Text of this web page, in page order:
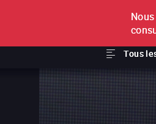
À
Tous